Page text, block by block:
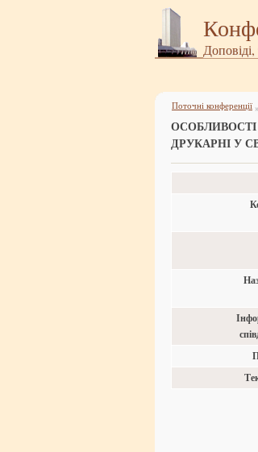
Доповіді,
Поточні конференції »
ДРУКАРНІ У